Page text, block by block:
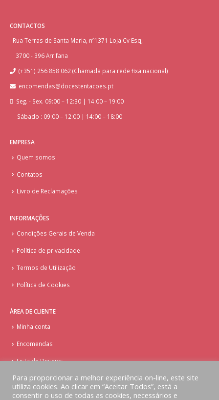
CONTACTOS
Rua Terras de Santa Maria, nº1371 Loja Cv Esq,
3700 - 396 Arrifana
(+351) 256 858 062 (Chamada para rede fixa nacional)
encomendas@docestentacoes.pt
Seg. - Sex. 09:00 – 12:30 | 14:00 – 19:00
Sábado : 09:00 – 12:00 | 14:00 – 18:00
EMPRESA
Quem somos
Contatos
Livro de Reclamações
INFORMAÇÕES
Condições Gerais de Venda
Política de privacidade
Termos de Utilização
Política de Cookies
ÁREA DE CLIENTE
Minha conta
Encomendas
Lista de Desejos
Para proporcionar a melhor experiência on-line, este site
utiliza cookies. Ao clicar em “Aceitar Todos”, está a
consentir o uso de todas as cookies, necessários e